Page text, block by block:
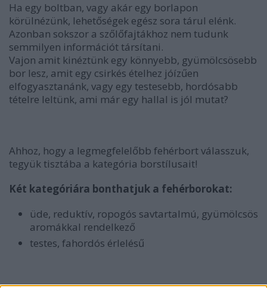
Ha egy boltban, vagy akár egy borlapon
körülnézünk, lehetőségek egész sora tárul elénk.
Azonban sokszor a szőlőfajtákhoz nem tudunk
semmilyen információt társítani.
Vajon amit kinéztünk egy könnyebb, gyümölcsösebb
bor lesz, amit egy csirkés ételhez jóízűen
elfogyasztanánk, vagy egy testesebb, hordósabb
tételre leltünk, ami már egy hallal is jól mutat?
Ahhoz, hogy a legmegfelelőbb fehérbort válasszuk,
tegyük tisztába a kategória borstílusait!
Két kategóriára bonthatjuk a fehérborokat:
üde, reduktív, ropogós savtartalmú, gyümölcsös
aromákkal rendelkező
testes, fahordós érlelésű